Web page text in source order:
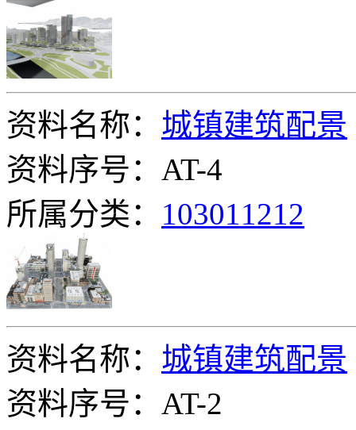
资料名称： 城镇建筑配景
资料序号：AT-4
所属分类： 103011212
资料名称： 城镇建筑配景
资料序号：AT-2